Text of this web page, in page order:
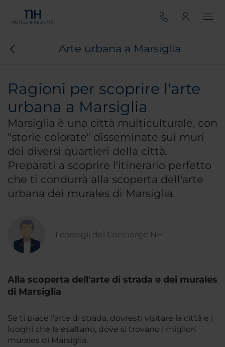
Arte urbana a Marsiglia
Ragioni per scoprire l'arte
urbana a Marsiglia
Marsiglia è una città multiculturale, con
"storie colorate" disseminate sui muri
dei diversi quartieri della città.
Preparati a scoprire l'itinerario perfetto
che ti condurrà alla scoperta dell'arte
urbana dei murales di Marsiglia.
I consigli del Concierge NH
Alla scoperta dell'arte di strada e dei murales
di Marsiglia
Se ti piace l'arte di strada, dovresti visitare la città e i
luoghi che la esaltano, dove si trovano i migliori
murales di Marsiglia.